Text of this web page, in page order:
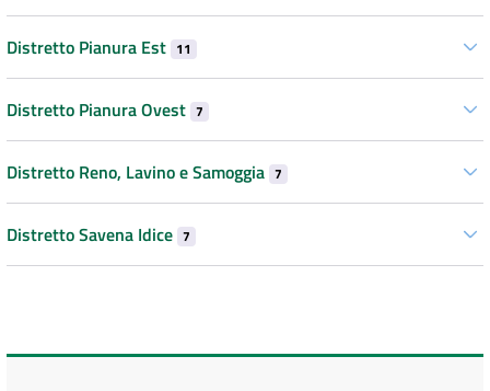
Distretto Pianura Est 11
Distretto Pianura Ovest 7
Distretto Reno, Lavino e Samoggia 7
Distretto Savena Idice 7